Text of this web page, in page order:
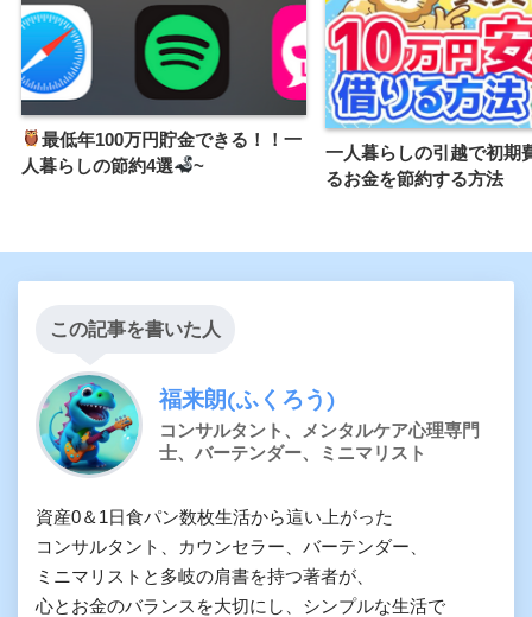
最低年100万円貯金できる！！一
人暮らしの節約4選
~
一人暮らしの引越で初期
るお金を節約する方法
この記事を書いた人
福来朗(ふくろう)
コンサルタント、メンタルケア心理専門
士、バーテンダー、ミニマリスト
資産0＆1日食パン数枚生活から這い上がった
コンサルタント、カウンセラー、バーテンダー、
ミニマリストと多岐の肩書を持つ著者が、
心とお金のバランスを大切にし、シンプルな生活で